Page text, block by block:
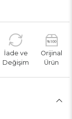
İade ve
Değişim
Orijinal
Ürün